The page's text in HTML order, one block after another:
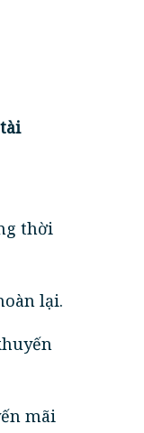
thời
lại.
mãi